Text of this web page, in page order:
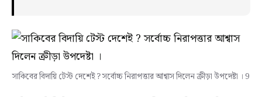
সাকিবের বিদায়ি টেস্ট দেশেই ? সর্বোচ্চ নিরাপত্তার আশ্বাস দিলেন ক্রীড়া উপদেষ্টা । 9